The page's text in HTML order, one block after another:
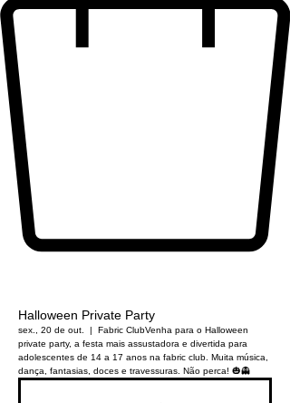
Halloween Private Party
sex., 20 de out.
  |
Fabric ClubVenha para o Halloween
private party, a festa mais assustadora e divertida para
adolescentes de 14 a 17 anos na fabric club. Muita música,
dança, fantasias, doces e travessuras. Não perca! 🎃👻